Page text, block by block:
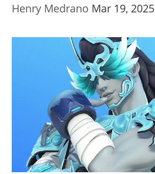
Henry Medrano Mar 19, 2025